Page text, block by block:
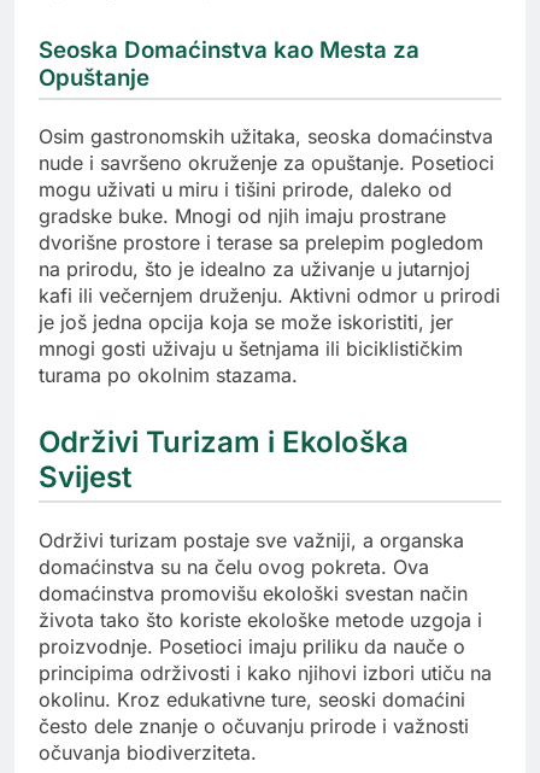
Seoska Domaćinstva kao Mesta za
Opuštanje
Osim gastronomskih užitaka, seoska domaćinstva
nude i savršeno okruženje za opuštanje. Posetioci
mogu uživati u miru i tišini prirode, daleko od
gradske buke. Mnogi od njih imaju prostrane
dvorišne prostore i terase sa prelepim pogledom
na prirodu, što je idealno za uživanje u jutarnjoj
kafi ili večernjem druženju. Aktivni odmor u prirodi
je još jedna opcija koja se može iskoristiti, jer
mnogi gosti uživaju u šetnjama ili biciklističkim
turama po okolnim stazama.
Održivi Turizam i Ekološka
Svijest
Održivi turizam postaje sve važniji, a organska
domaćinstva su na čelu ovog pokreta. Ova
domaćinstva promovišu ekološki svestan način
života tako što koriste ekološke metode uzgoja i
proizvodnje. Posetioci imaju priliku da nauče o
principima održivosti i kako njihovi izbori utiču na
okolinu. Kroz edukativne ture, seoski domaćini
često dele znanje o očuvanju prirode i važnosti
očuvanja biodiverziteta.